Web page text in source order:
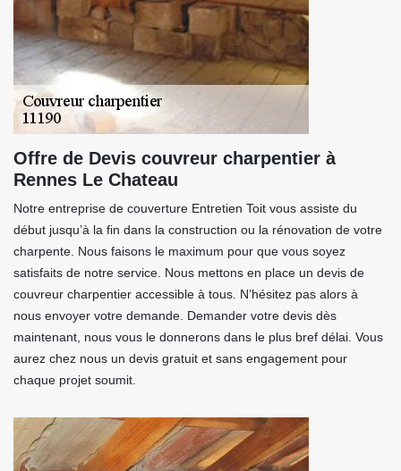
Offre de Devis couvreur charpentier à
Rennes Le Chateau
Notre entreprise de couverture Entretien Toit vous assiste du
début jusqu’à la fin dans la construction ou la rénovation de votre
charpente. Nous faisons le maximum pour que vous soyez
satisfaits de notre service. Nous mettons en place un devis de
couvreur charpentier accessible à tous. N’hésitez pas alors à
nous envoyer votre demande. Demander votre devis dès
maintenant, nous vous le donnerons dans le plus bref délai. Vous
aurez chez nous un devis gratuit et sans engagement pour
chaque projet soumit.